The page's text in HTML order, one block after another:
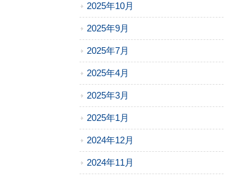
2025年10月
2025年9月
2025年7月
2025年4月
2025年3月
2025年1月
2024年12月
2024年11月